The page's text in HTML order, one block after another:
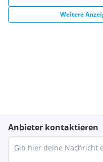
Weitere
Anbieter kontaktieren